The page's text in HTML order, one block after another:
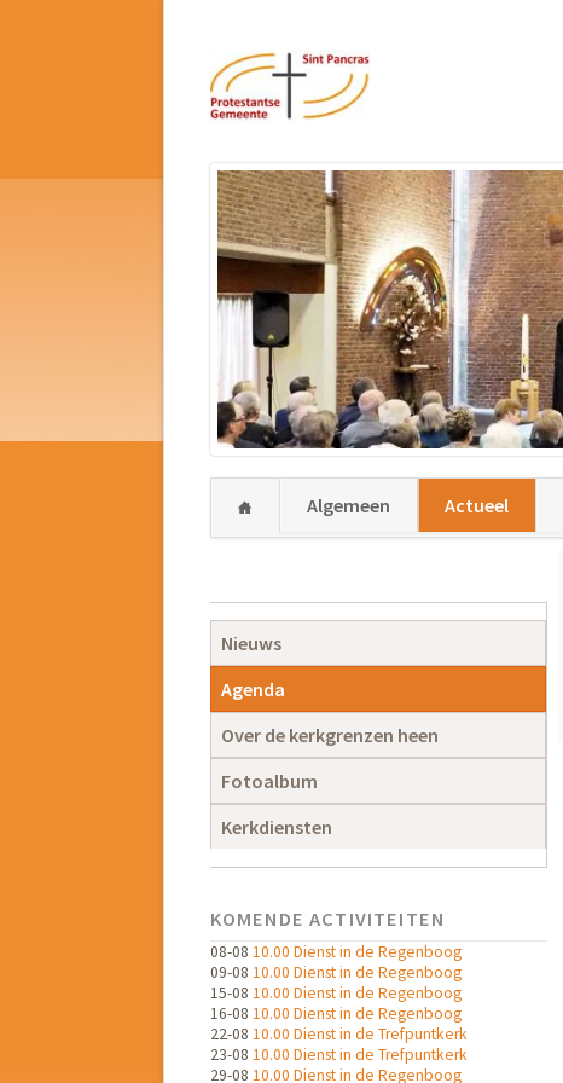
NavigatieAlgemeen Actueel
Navigatie
overslaan
Nieuws
Agenda
Over de kerkgrenzen heen
Fotoalbum
Kerkdiensten
KOMENDE ACTIVITEITEN
08-08 10.00 Dienst in de Regenboog
09-08 10.00 Dienst in de Regenboog
15-08 10.00 Dienst in de Regenboog
16-08 10.00 Dienst in de Regenboog
22-08 10.00 Dienst in de Trefpuntkerk
23-08 10.00 Dienst in de Trefpuntkerk
29-08 10.00 Dienst in de Regenboog